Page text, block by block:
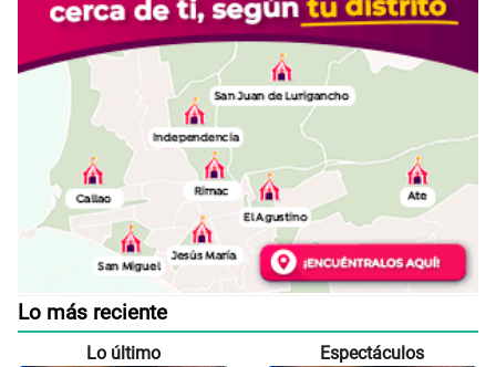
Lo más reciente
Lo último Espectáculos